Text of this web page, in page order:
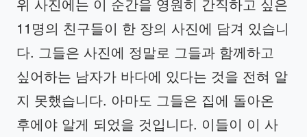
위 사진에는 이 순간을 영원히 간직하고 싶은
11명의 친구들이 한 장의 사진에 담겨 있습니
다. 그들은 사진에 정말로 그들과 함께하고
싶어하는 남자가 바다에 있다는 것을 전혀 알
지 못했습니다. 아마도 그들은 집에 돌아온
후에야 알게 되었을 것입니다. 이들이 이 사